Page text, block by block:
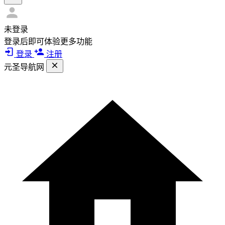
未登录
登录后即可体验更多功能
登录
注册
元圣导航网